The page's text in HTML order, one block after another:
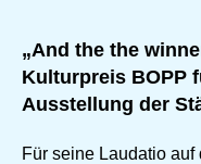
„And the the
Kulturpreis BOPP
Ausstellung der
Für seine Laudatio